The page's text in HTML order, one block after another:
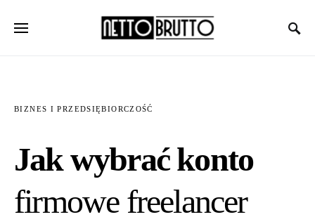
BIZNES I PRZEDSIĘBIORCZOŚĆ
Jak wybrać konto
firmowe freelancer